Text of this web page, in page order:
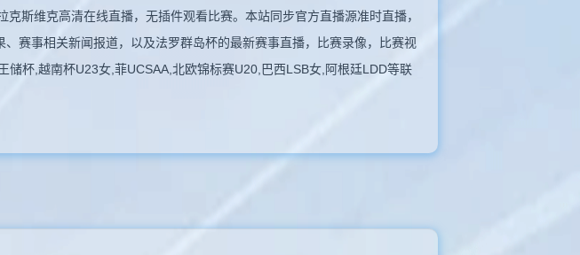
斯维克高清在线直播，无插件观看比赛。本站同步官方直播源准时直播，
赛事相关新闻报道，以及法罗群岛杯的最新赛事直播，比赛录像，比赛视
杯,越南杯U23女,菲UCSAA,北欧锦标赛U20,巴西LSB女,阿根廷LDD等联